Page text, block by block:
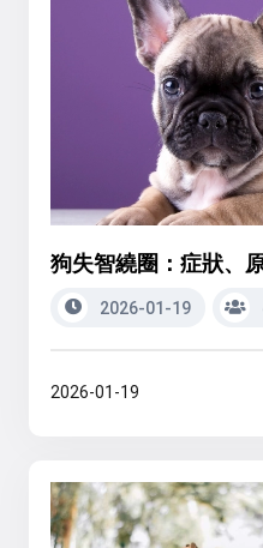
狗失智繞圈：症狀、
2026-01-19
2026-01-19